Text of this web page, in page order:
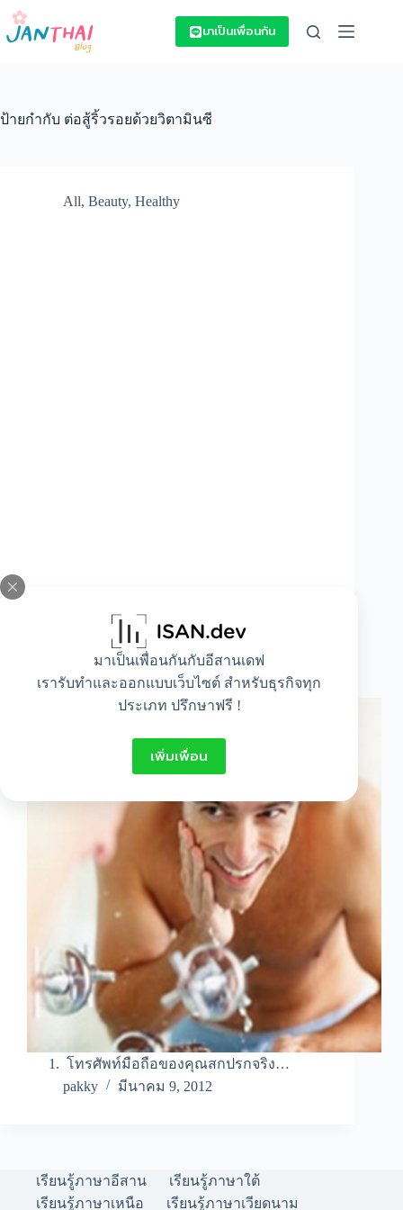
Skip
content
มาเป็นเพื่อนกันกับอีสานเดฟ
เรารับทำและออกแบบเว็บไซต์ สำหรับธุรกิจทุก
ประเภท ปรึกษาฟรี !
เพิ่มเพื่อน
มาเป็นเพื่อนกัน
ป้ายกำกับ ต่อสู้ริ้วรอยด้วยวิตามินซี
All, Beauty, Healthy
8 สิ่ง ที่ผู้ชายควรรู้
1. โทรศัพท์มือถือของคุณสกปรกจริง…
pakky
มีนาคม 9, 2012
เรียนรู้ภาษาอีสาน
เรียนรู้ภาษาใต้
เรียนรู้ภาษาเหนือ
เรียนรู้ภาษาเวียดนาม